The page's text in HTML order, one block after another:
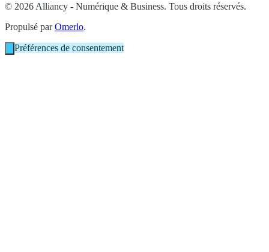
© 2026 Alliancy - Numérique & Business. Tous droits réservés.
Propulsé parOmerlo.
Préférences de consentement